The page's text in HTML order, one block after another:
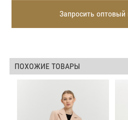
Запросить оптовый
ПОХОЖИЕ ТОВАРЫ